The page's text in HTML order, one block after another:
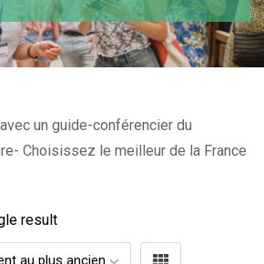
un guide-conférencier du
Choisissez le meilleur de la France
result